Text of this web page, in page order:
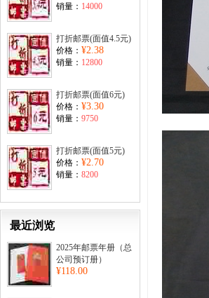
销量： 14000
打折邮票(面值4.5元)
价格： ¥2.38
销量： 12800
打折邮票(面值6元)
价格： ¥3.30
销量： 9750
打折邮票(面值5元)
价格： ¥2.70
销量： 8200
最近浏览
2025年邮票年册（总
公司预订册）
¥118.00